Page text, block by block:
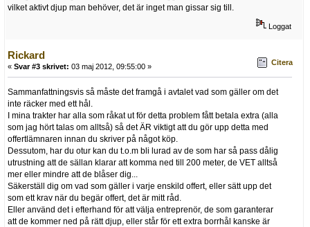
vilket aktivt djup man behöver, det är inget man gissar sig till.
Loggat
Rickard
« Svar #3 skrivet: 03 maj 2012, 09:55:00 » Citera
Sammanfattningsvis så måste det framgå i avtalet vad som gäller om det
inte räcker med ett hål.
I mina trakter har alla som råkat ut för detta problem fått betala extra (alla
som jag hört talas om alltså) så det ÄR viktigt att du gör upp detta med
offertlämnaren innan du skriver på något köp.
Dessutom, har du otur kan du t.o.m bli lurad av de som har så pass dålig
utrustning att de sällan klarar att komma ned till 200 meter, de VET alltså
mer eller mindre att de blåser dig...
Säkerställ dig om vad som gäller i varje enskild offert, eller sätt upp det
som ett krav när du begär offert, det är mitt råd.
Eller använd det i efterhand för att välja entreprenör, de som garanterar
att de kommer ned på rätt djup, eller står för ett extra borrhål kanske är